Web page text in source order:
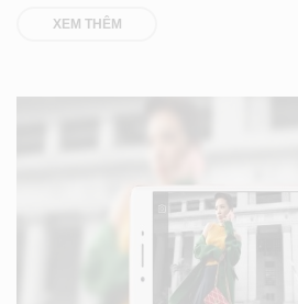
XEM THÊM